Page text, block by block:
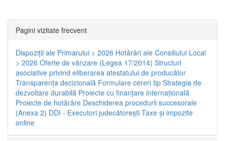
Pagini vizitate frecvent
Dispoziţii ale Primarului > 2026 Hotărâri ale Consiliului Local
> 2026 Oferte de vânzare (Legea 17/2014) Structuri
asociative privind eliberarea atestatului de producător
Transparenţa decizională Formulare cereri tip Strategia de
dezvoltare durabilă Proiecte cu finanţare internaţională
Proiecte de hotărâre Deschiderea procedurii succesorale
(Anexa 2) DDI - Executori judecătorești Taxe şi impozite
online